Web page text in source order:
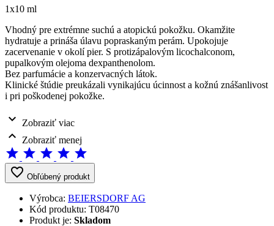
1x10 ml
Vhodný pre extrémne suchú a atopickú pokožku. Okamžite
hydratuje a prináša úlavu popraskaným perám. Upokojuje
zacervenanie v okolí pier. S protizápalovým licochalconom,
pupalkovým olejoma dexpanthenolom.
Bez parfumácie a konzervacných látok.
Klinické štúdie preukázali vynikajúcu úcinnost a kožnú znášanlivost
i pri poškodenej pokožke.
expand_more Zobraziť viac
expand_less Zobraziť menej
star star star star star
favorite_border Obľúbený produkt
Výrobca: BEIERSDORF AG
Kód produktu: T08470
Produkt je: Skladom